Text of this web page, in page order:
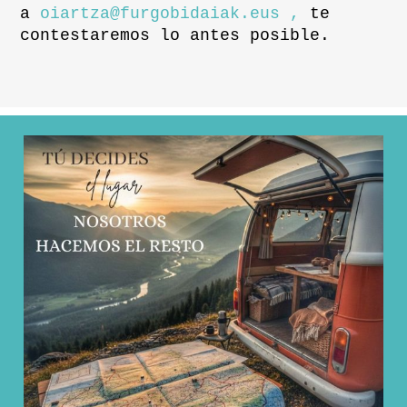
a oiartza@furgobidaiak.eus ,
te
contestaremos lo antes posible.